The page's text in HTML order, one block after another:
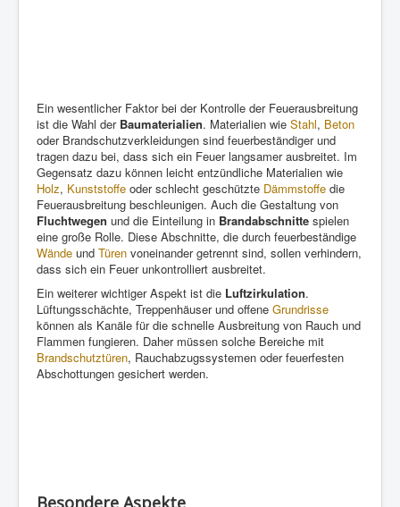
Ein wesentlicher Faktor bei der Kontrolle der Feuerausbreitung
ist die Wahl der Baumaterialien. Materialien wie Stahl, Beton
oder Brandschutzverkleidungen sind feuerbeständiger und
tragen dazu bei, dass sich ein Feuer langsamer ausbreitet. Im
Gegensatz dazu können leicht entzündliche Materialien wie
Holz, Kunststoffe oder schlecht geschützte Dämmstoffe die
Feuerausbreitung beschleunigen. Auch die Gestaltung von
Fluchtwegen und die Einteilung in Brandabschnitte spielen
eine große Rolle. Diese Abschnitte, die durch feuerbeständige
Wände und Türen voneinander getrennt sind, sollen verhindern,
dass sich ein Feuer unkontrolliert ausbreitet.
Ein weiterer wichtiger Aspekt ist die Luftzirkulation.
Lüftungsschächte, Treppenhäuser und offene Grundrisse
können als Kanäle für die schnelle Ausbreitung von Rauch und
Flammen fungieren. Daher müssen solche Bereiche mit
Brandschutztüren, Rauchabzugssystemen oder feuerfesten
Abschottungen gesichert werden.
Besondere Aspekte